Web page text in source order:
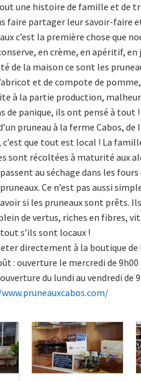
une histoire de famille et de
faire partager leur savoir-faire
c’est la première chose que
en crème, en apéritif,
de la maison ce sont les
et de compote de
à la partie production,
de panique, ils ont pensé à
pruneau à la ferme Cabos,
c’est que tout est local ! La
sont récoltées à maturité aux
au séchage dans les
Ce n’est pas aussi
si les pruneaux sont prêts.
de vertus, riches en fibres,
s’ils sont locaux !
directement à la boutique
: ouverture le mercredi de 9h00
du lundi au vendredi de